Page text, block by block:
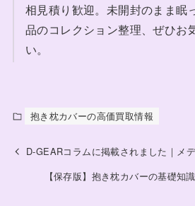
相見積り歓迎。未開封のまま眠
品のコレクション整理、ぜひお
い。
抱き枕カバーの高価買取情報
D-GEARコラムに掲載されました｜メ
【保存版】抱き枕カバーの基礎知